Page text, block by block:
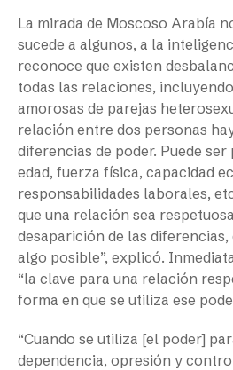
La mirada de Moscoso Arabía
sucede a algunos, a la
reconoce que existen
todas las relaciones,
amorosas de parejas
relación entre dos personas
diferencias de poder. Puede
edad, fuerza física, capacidad
responsabilidades laborales,
que una relación sea
desaparición de las diferencias,
algo posible”, explicó.
“la clave para una relación
forma en que se utiliza ese
“Cuando se utiliza [el poder]
dependencia, opresión y